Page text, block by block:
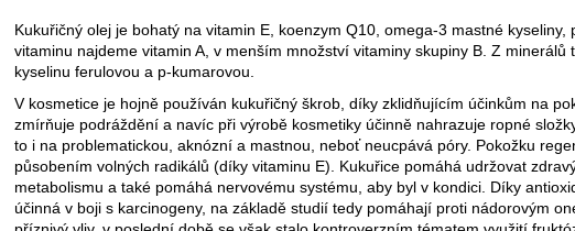
Kukuřičný olej je bohatý na vitamin E koenzym Q10 , omega-3 mastné
vitaminu najdeme vitamin A , v menším množství vitaminy skupiny B. Z minerálů
kyselinu ferulovou a p-kumarovou.
V kosmetice je hojně používán kukuřičný škrob, díky zklidňujícím účinkům na
zmírňuje podráždění a navíc při výrobě kosmetiky účinně nahrazuje ropné
to i na problematickou, aknózní a mastnou, neboť neucpává póry. Pokožku
působením volných radikálů (díky vitaminu E). Kukuřice pomáhá udržovat
metabolismu a také pomáhá nervovému systému, aby byl v kondici. Díky
účinná v boji s karcinogeny, na základě studií tedy pomáhají proti nádorovým
Doporučujeme